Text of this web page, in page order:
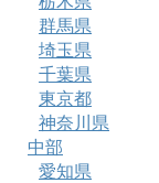
群馬県
埼玉県
千葉県
東京都
神奈川県
中部
愛知県